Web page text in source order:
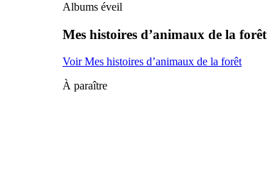
Albums éveil
Mes histoires d’animaux de la forêt
Voir Mes histoires d’animaux de la forêt
À paraître